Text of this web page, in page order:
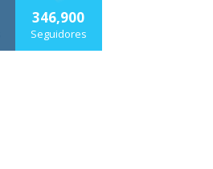
346,900
Seguidores